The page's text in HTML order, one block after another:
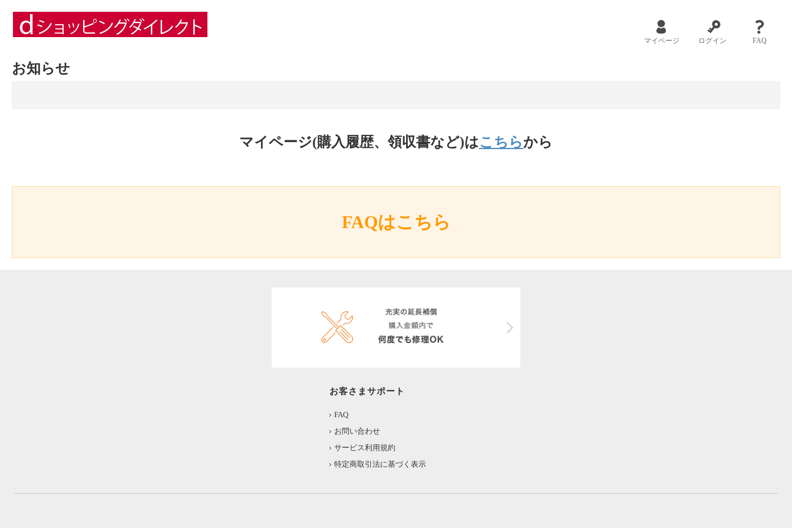
マイページ ログイン FAQ
お知らせ
マイページ(購入履歴、領収書など)はこちらから
FAQはこちら
お客さまサポート
FAQ
お問い合わせ
サービス利用規約
特定商取引法に基づく表示